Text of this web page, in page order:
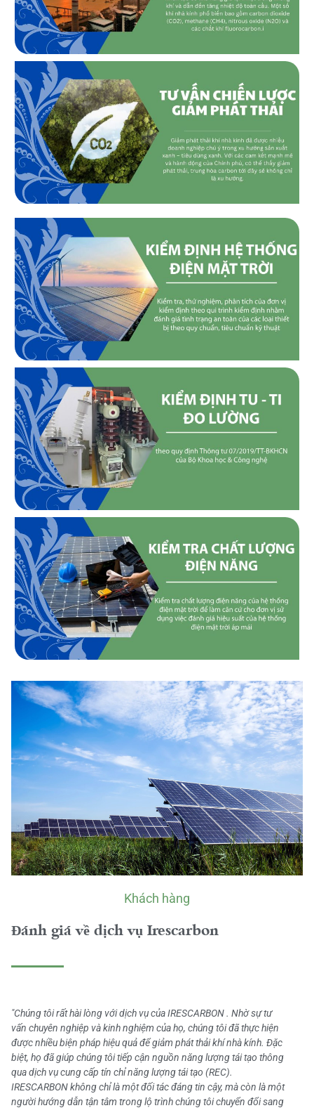
Khách hàng
Đánh giá về dịch vụ Irescarbon
"Chúng tôi rất hài lòng với dịch vụ của IRESCARBON . Nhờ sự tư
vấn chuyên nghiệp và kinh nghiệm của họ, chúng tôi đã thực hiện
được nhiều biện pháp hiệu quả để giảm phát thải khí nhà kính. Đặc
biệt, họ đã giúp chúng tôi tiếp cận nguồn năng lượng tái tạo thông
qua dịch vụ cung cấp tín chỉ năng lượng tái tạo (REC).
IRESCARBON không chỉ là một đối tác đáng tin cậy, mà còn là một
người hướng dẫn tận tâm trong lộ trình chúng tôi chuyển đổi sang